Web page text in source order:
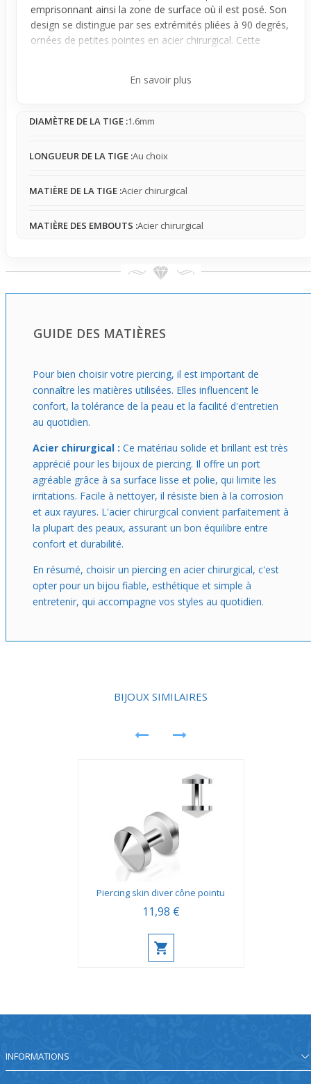
emprisonnant ainsi la zone de surface où il est posé. Son
design se distingue par ses extrémités pliées à 90 degrés,
ornées de petites pointes en acier chirurgical. Cette
délicatement à la surface.
structuré, avec deux points visibles qui captent la lumière
La barre interne est stable et fixe, assurant un port
la peau reste légère, dépendant naturellement du
positionnement et de la zone du corps, ce qui en fait un
Ce type d’agrafe est parfait pour ceux qui souhaitent un
base technique robuste de la barre invisible pour un
maintien sûr. Choisir ce piercing, c’est opter pour un
projet de création facile et soigné, avec une
caractère sans compromettre le confort ni dissimuler
totalement le bijou.
En savoir plus
DIAMÈTRE DE LA TIGE :1.6mm
LONGUEUR DE LA TIGE :Au choix
MATIÈRE DE LA TIGE :Acier chirurgical
MATIÈRE DES EMBOUTS :Acier chirurgical
GUIDE DES MATIÈRES
Pour bien choisir votre piercing, il est important de
connaître les matières utilisées. Elles influencent le
confort, la tolérance de la peau et la facilité d'entretien
au quotidien.
Acier chirurgical : Ce matériau solide et brillant est très
apprécié pour les bijoux de piercing. Il offre un port
agréable grâce à sa surface lisse et polie, qui limite les
irritations. Facile à nettoyer, il résiste bien à la corrosion
et aux rayures. L'acier chirurgical convient parfaitement à
la plupart des peaux, assurant un bon équilibre entre
confort et durabilité.
En résumé, choisir un piercing en acier chirurgical, c'est
opter pour un bijou fiable, esthétique et simple à
entretenir, qui accompagne vos styles au quotidien.
BIJOUX SIMILAIRES
Piercing skin diver cône pointu
11,98 €
INFORMATIONS